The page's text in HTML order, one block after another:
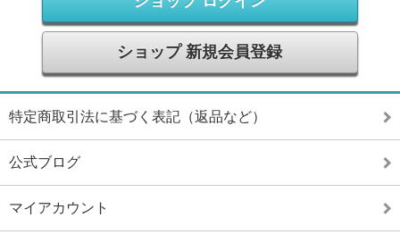
ショップ 新規会員登録
特定商取引法に基づく表記（返品など）
公式ブログ
マイアカウント